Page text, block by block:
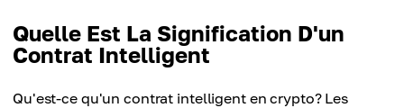
Quelle Est La Signification D'un
Contrat Intelligent
Qu'est-ce qu'un contrat intelligent en crypto? Les